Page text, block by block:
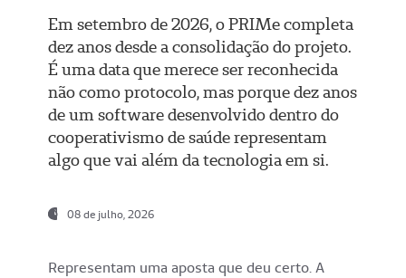
Em setembro de 2026, o PRIMe completa
dez anos desde a consolidação do projeto.
É uma data que merece ser reconhecida
não como protocolo, mas porque dez anos
de um software desenvolvido dentro do
cooperativismo de saúde representam
algo que vai além da tecnologia em si.
08 de julho, 2026
Representam uma aposta que deu certo. A